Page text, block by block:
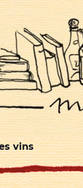
vins